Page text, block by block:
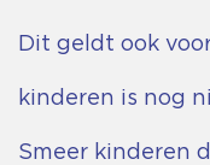
Dit geldt ook
kinderen is nog
Smeer kinderen